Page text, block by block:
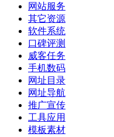
网站服务
其它资源
软件系统
口碑评测
威客任务
手机数码
网址目录
网址导航
推广宣传
工具应用
模板素材